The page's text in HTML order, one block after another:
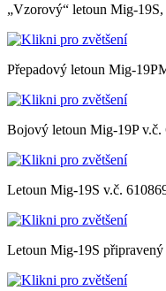
„Vzorový“ letoun Mig-
Přepadový letoun Mig-
Bojový letoun Mig-19P v.č.
Letoun Mig-19S v.č.
Letoun Mig-19S